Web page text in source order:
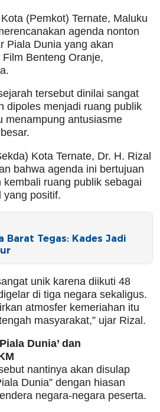
(Pemkot) Ternate, Maluku
agenda nonton
Piala Dunia yang akan
Benteng Oranje,
tersebut dinilai sangat
dipoles menjadi ruang publik
menampung antusiasme
Kota Ternate, Dr. H. Rizal
bahwa agenda ini bertujuan
ruang publik sebagai
yang positif.
Barat Tegas: Kades Jadi
unik karena diikuti 48
di tiga negara sekaligus.
atmosfer kemeriahan itu
masyarakat,” ujar Rizal.
Dunia’ dan
nantinya akan disulap
Dunia” dengan hiasan
negara-negara peserta.